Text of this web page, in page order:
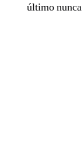
último